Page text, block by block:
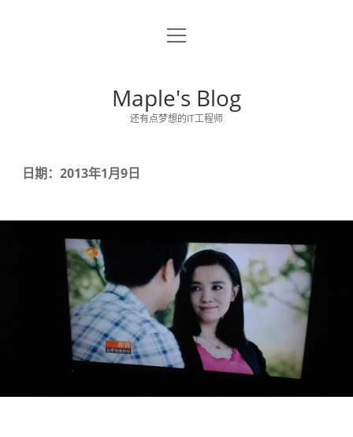
关于博主
o
m
e
n
Maple's Blog
还有点梦想的IT工程师
日期：2013年1月9日